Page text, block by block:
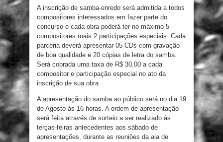
A inscrição de samba-enredo será admitida a todos
compositores interessados em fazer parte do
concurso e cada obra poderá ter no máximo 5
compositores mais 2 participações especiais. Cada
parceria deverá apresentar 05 CDs com gravação
de boa qualidade e 20 cópias de letra do samba.
Será cobrada uma taxa de R$ 30,00 a cada
compositor e participação especial no ato da
inscrição de sua obra
A apresentação do samba ao público será no dia 19
de Agosto às 16 horas. A ordem de apresentação
será feita através de sorteio a ser realizado às
terças-feiras antecedentes aos sábado de
apresentações, durante as reuniões da ala de